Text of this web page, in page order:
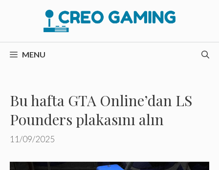
MENU
Bu hafta GTA Online’dan LS
Pounders plakasını alın
11/09/2025